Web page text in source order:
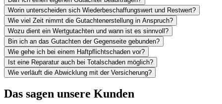
Worin unterscheiden sich Wiederbeschaffungswert und Restwert?
Wie viel Zeit nimmt die Gutachtenerstellung in Anspruch?
Wozu dient ein Wertgutachten und wann ist es sinnvoll?
Bin ich an das Gutachten der Gegenseite gebunden?
Wie gehe ich bei einem Haftpflichtschaden vor?
Ist eine Reparatur auch bei Totalschaden möglich?
Wie verläuft die Abwicklung mit der Versicherung?
Das sagen unsere Kunden